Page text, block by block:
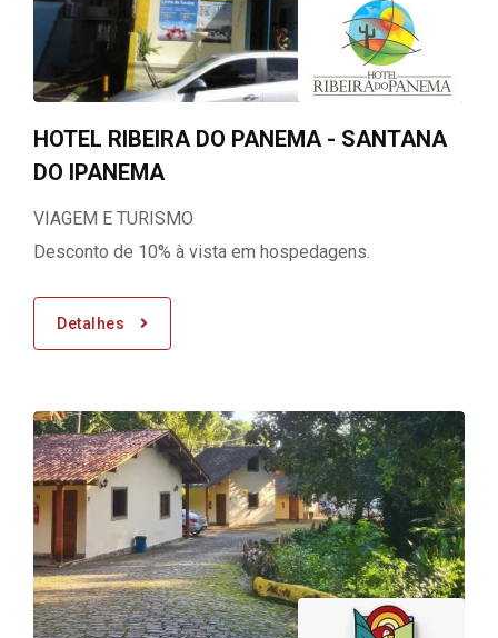
HOTEL RIBEIRA DO PANEMA - SANTANA
DO IPANEMA
VIAGEM E TURISMO
Desconto de 10% à vista em hospedagens.
Detalhes